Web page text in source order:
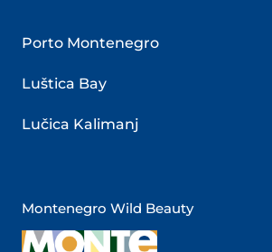
Porto Montenegro
Luštica Bay
Lučica Kalimanj
Montenegro Wild Beauty